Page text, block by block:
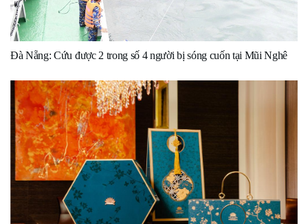
Đà Nẵng: Cứu được 2 trong số 4 người bị sóng cuốn tại Mũi Nghê